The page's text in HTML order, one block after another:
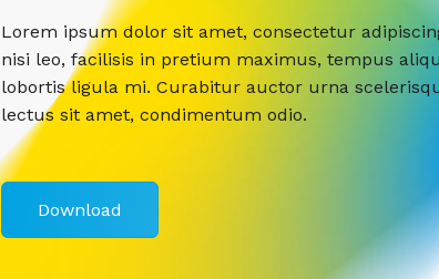
Lorem ipsum dolor sit amet, consectetur
nisi leo, facilisis in pretium maximus, tempus
lobortis ligula mi. Curabitur auctor urna
lectus sit amet, condimentum odio.
Download